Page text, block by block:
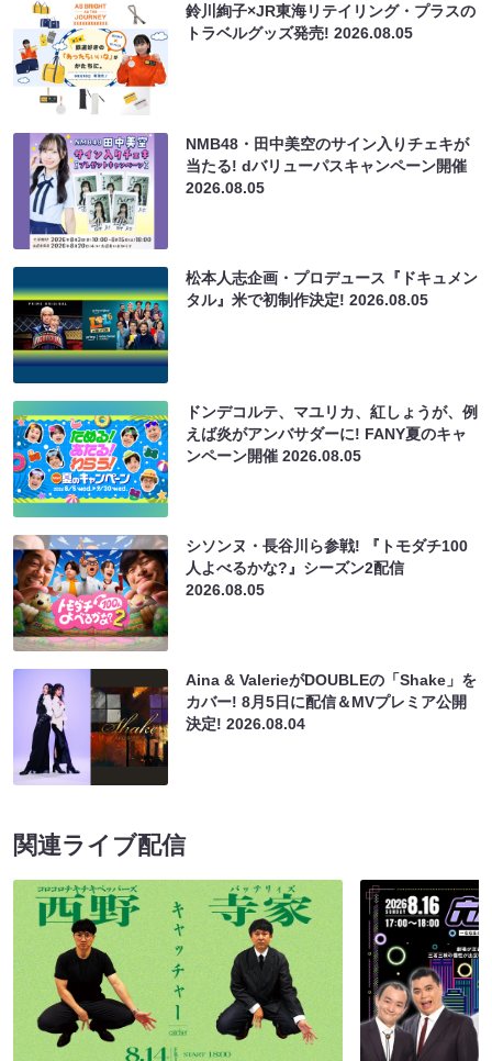
鈴川絢子×JR東海リテイリング・プラスの
トラベルグッズ発売!2026.08.05
NMB48・田中美空のサイン入りチェキが
当たる! dバリューパスキャンペーン開催
2026.08.05
松本人志企画・プロデュース『ドキュメン
タル』米で初制作決定!2026.08.05
ドンデコルテ、マユリカ、紅しょうが、例
えば炎がアンバサダーに! FANY夏のキャ
ンペーン開催2026.08.05
シソンヌ・長谷川ら参戦! 『トモダチ100
人よべるかな?』シーズン2配信
2026.08.05
Aina & ValerieがDOUBLEの「Shake」を
カバー! 8月5日に配信＆MVプレミア公開
決定!2026.08.04
関連ライブ配信